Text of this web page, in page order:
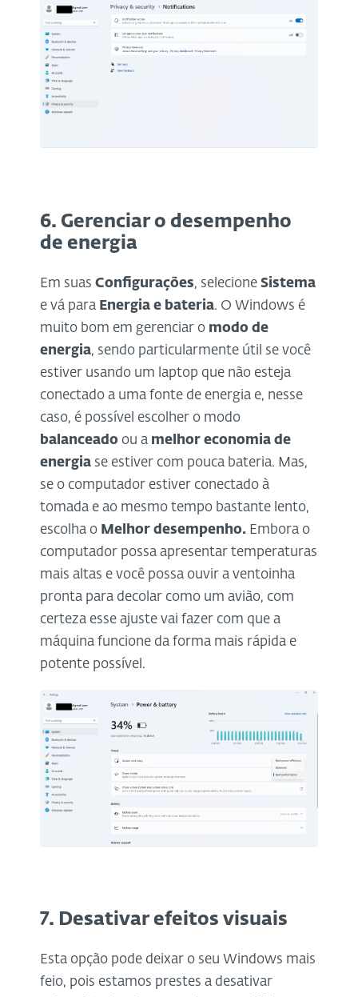
6. Gerenciar o desempenho
de energia
Em suas Configurações, selecione Sistema
e vá para Energia e bateria. O Windows é
muito bom em gerenciar o modo de
energia, sendo particularmente útil se você
estiver usando um laptop que não esteja
conectado a uma fonte de energia e, nesse
caso, é possível escolher o modo
balanceado ou a melhor economia de
energia se estiver com pouca bateria. Mas,
se o computador estiver conectado à
tomada e ao mesmo tempo bastante lento,
escolha o Melhor desempenho. Embora o
computador possa apresentar temperaturas
mais altas e você possa ouvir a ventoinha
pronta para decolar como um avião, com
certeza esse ajuste vai fazer com que a
máquina funcione da forma mais rápida e
potente possível.
7. Desativar efeitos visuais
Esta opção pode deixar o seu Windows mais
feio, pois estamos prestes a desativar